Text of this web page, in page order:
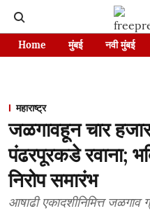
Home मुंबई नवी मुंबई
महाराष्ट्र
जळगावहून चार
पंढरपूरकडे रवाना;
निरोप समारंभ
आषाढी एकादशीनिमित्त जळगाव